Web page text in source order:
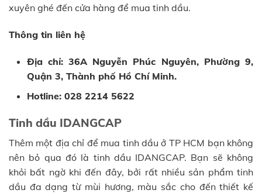
xuyên ghé đến cửa hàng để mua tinh dầu.
Thông tin liên hệ
Địa chỉ: 36A Nguyễn Phúc Nguyên, Phường 9,
Quận 3, Thành phố Hồ Chí Minh.
Hotline: 028 2214 5622
Tinh dầu IDANGCAP
Thêm một địa chỉ để mua tinh dầu ở TP HCM bạn không
nên bỏ qua đó là tinh dầu IDANGCAP. Bạn sẽ không
khỏi bất ngờ khi đến đây, bởi rất nhiều sản phẩm tinh
dầu đa dạng từ mùi hương, màu sắc cho đến thiết kế